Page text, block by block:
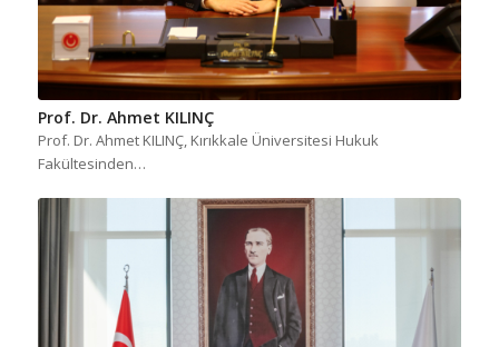
Prof. Dr. Ahmet KILINÇ
Prof. Dr. Ahmet KILINÇ, Kırıkkale Üniversitesi Hukuk
Fakültesinden…